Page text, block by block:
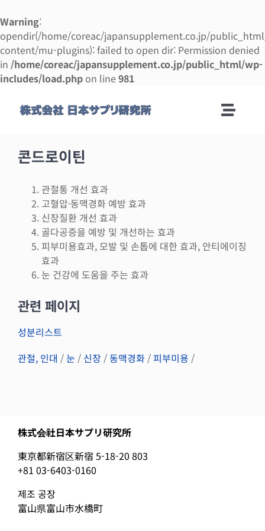
Warning:
opendir(/home/coreac/japansupplement.co.jp/
content/mu-plugins): failed to open dir: Permission denied
in /home/coreac/japansupplement.co.jp/public_html/wp-
includes/load.php on line981
Toggle
제조 의뢰 매뉴얼
콘드로이틴
관절통 개선 효과
고혈압·동맥경화 예방 효과
신장질환 개선 효과
골다공증을 예방 및 개선하는 효과
피부미용효과, 모발 및 손톱에 대한 효과, 안티에이징
효과
눈 건강에 도움을 주는 효과
관련 페이지
성분리스트
관절, 인대 /눈 / 신장 /동맥경화 / 피부미용 /
株式会社日本サプリ研究所
東京都新宿区新宿 5-18-20 803
+81 03-6403-0160
제조 공장
富山県富山市水橋町